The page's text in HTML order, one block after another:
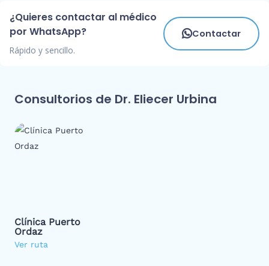
¿Quieres contactar al médico
por WhatsApp?
Rápido y sencillo.
Contactar
Consultorios de Dr. Eliecer Urbina
Clínica Puerto
Ordaz
Ver ruta